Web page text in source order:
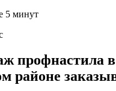
5 минут
профнастила в
районе